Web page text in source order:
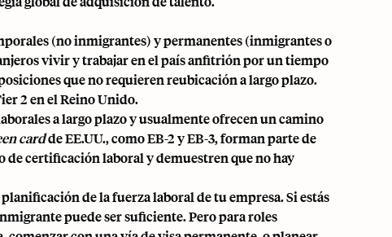
(no inmigrantes) y permanentes (inmigrantes o
vivir y trabajar en el país anfitrión por un tiempo
que no requieren reubicación a largo plazo.
2 en el Reino Unido.
a largo plazo y usualmente ofrecen un camino
cardde EE.UU., como EB-2 y EB-3, forman parte de
de certificación laboral y demuestren que no hay
de la fuerza laboral de tu empresa. Si estás
puede ser suficiente. Pero para roles